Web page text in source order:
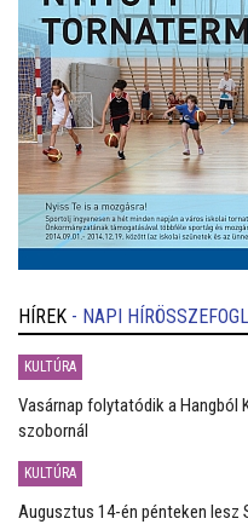
HÍREK - NAPI
KULTÚRA
Vasárnap folytatódik a Hangból
szobornál
KULTÚRA
Augusztus 14-én pénteken